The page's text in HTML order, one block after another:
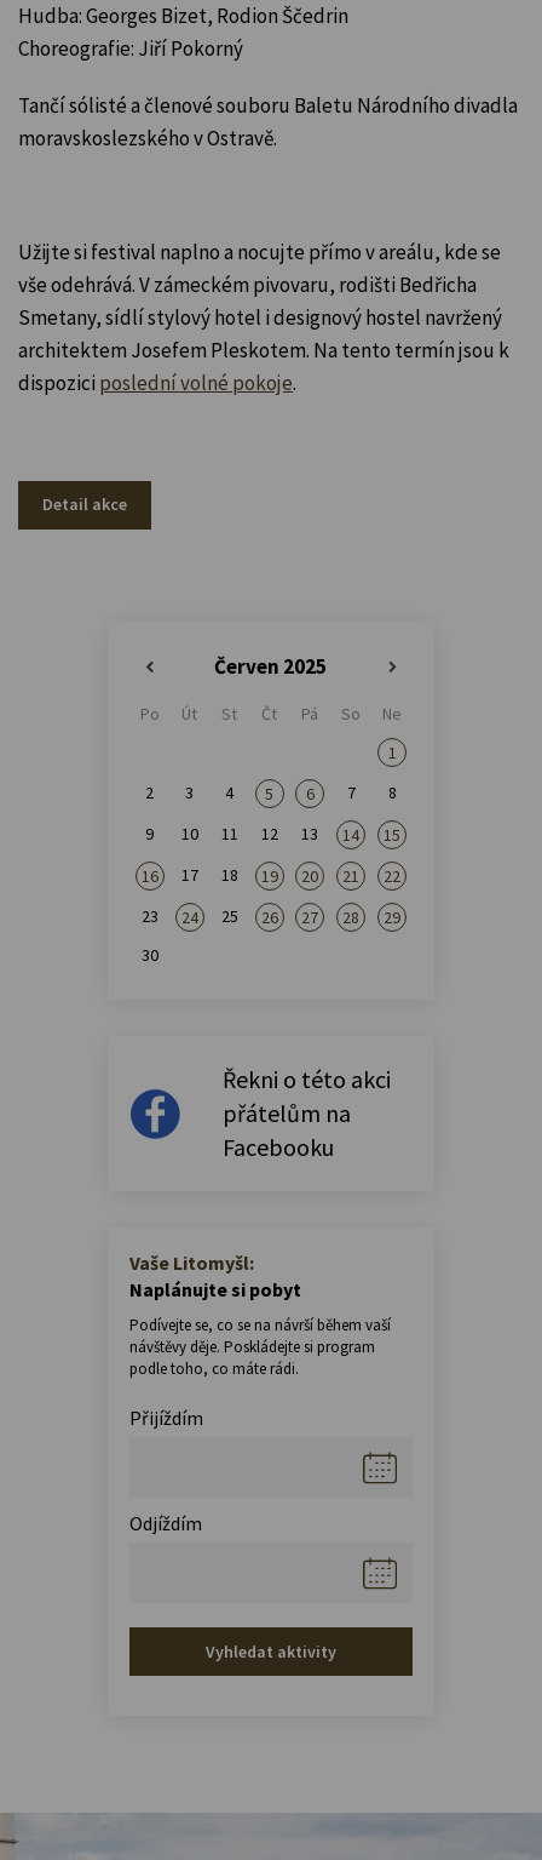
Hudba: Georges Bizet, Rodion Ščedrin
Choreografie: Jiří Pokorný
Tančí sólisté a členové souboru Baletu Národního divadla
moravskoslezského v Ostravě.
Užijte si festival naplno a nocujte přímo v areálu, kde se
vše odehrává. V zámeckém pivovaru, rodišti Bedřicha
Smetany, sídlí stylový hotel i designový hostel navržený
architektem Josefem Pleskotem. Na tento termín jsou k
dispozici poslední volné pokoje.
Detail akce
Červen 2025
Po Út St Čt Pá So
Ne
1
2
3 4 5 6 7
8
9
10 11 12 13 14
15
16
17 18 19 20 21
22
23
24 25 26 27 28
29
30
Řekni o této akci
přátelům na
Facebooku
Vaše Litomyšl:
Naplánujte si pobyt
Podívejte se, co se na návrší během vaší
návštěvy děje. Poskládejte si program
podle toho, co máte rádi.
Přijíždím
Odjíždím
Vyhledat aktivity